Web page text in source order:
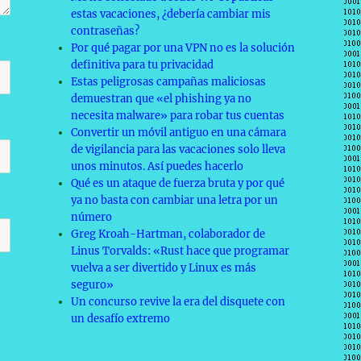
estas vacaciones, ¿debería cambiar mis
contraseñas?
Por qué pagar por una VPN no es la solución
definitiva para tu privacidad
Estas peligrosas campañas maliciosas
demuestran que «el phishing ya no
necesita malware» para robar tus cuentas
Convertir un móvil antiguo en una cámara
de vigilancia para las vacaciones solo lleva
unos minutos. Así puedes hacerlo
Qué es un ataque de fuerza bruta y por qué
ya no basta con cambiar una letra por un
número
Greg Kroah-Hartman, colaborador de
Linus Torvalds: «Rust hace que programar
vuelva a ser divertido y Linux es más
seguro»
Un concurso revive la era del disquete con
un desafío extremo